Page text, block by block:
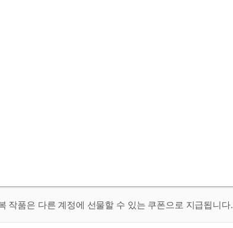
작품은 다른 계정에 선물할 수 있는 쿠폰으로 지급됩니다.